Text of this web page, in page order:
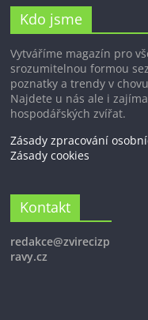
Kdo jsme
Vytváříme magazín pro
srozumitelnou formou
poznatky a trendy v
Najdete u nás ale i
hospodářských zvířat.
Zásady zpracování
Zásady cookies
Kontakt
redakce@zvirecizp
ravy.cz